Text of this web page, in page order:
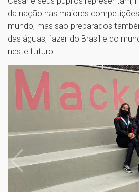
da nação nas maiores
mundo, mas são preparados
das águas, fazer do Brasil e do
neste futuro.